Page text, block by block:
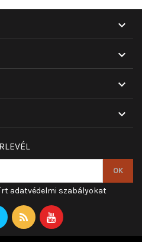




adatvédelmi szabályokat